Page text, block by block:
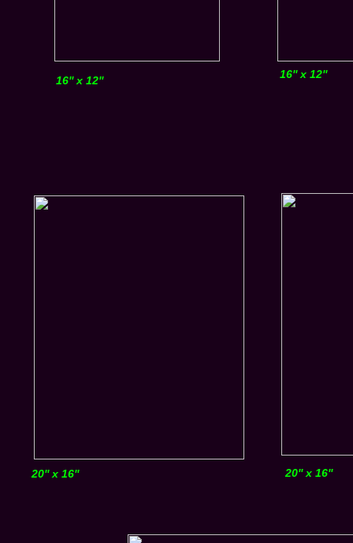
16'' x 12''
20'' x 16''
20'' x 16''
16'' x 12''